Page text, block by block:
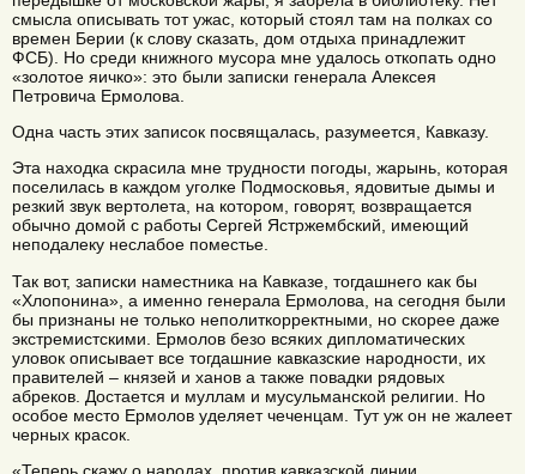
смысла описывать тот ужас, который стоял там на полках со
времен Берии (к слову сказать, дом отдыха принадлежит
ФСБ). Но среди книжного мусора мне удалось откопать одно
«золотое яичко»: это были записки генерала Алексея
Петровича Ермолова.
Одна часть этих записок посвящалась, разумеется, Кавказу.
Эта находка скрасила мне трудности погоды, жарынь, которая
поселилась в каждом уголке Подмосковья, ядовитые дымы и
резкий звук вертолета, на котором, говорят, возвращается
обычно домой с работы Сергей Ястржембский, имеющий
неподалеку неслабое поместье.
Так вот, записки наместника на Кавказе, тогдашнего как бы
«Хлопонина», а именно генерала Ермолова, на сегодня были
бы признаны не только неполиткорректными, но скорее даже
экстремистскими. Ермолов безо всяких дипломатических
уловок описывает все тогдашние кавказские народности, их
правителей – князей и ханов а также повадки рядовых
абреков. Достается и муллам и мусульманской религии. Но
особое место Ермолов уделяет чеченцам. Тут уж он не жалеет
черных красок.